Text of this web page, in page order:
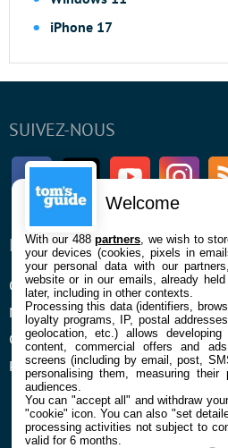
iPhone 17
SUIVEZ-NOUS
FacebookTwitter Youtube
ENTREPRISE
Qui sommes nous
Mentions légales et CGU
Confidentialité et Cookies
Préférences cookies
À
La
Welcome
With our 488partners , we wish to
your devices (cookies, pixels in
your personal data with our
website or in our emails, already
later, including in other contexts.
Processing this data (identifiers,
loyalty programs, IP, postal
geolocation, etc.) allows
content, commercial offers and
screens (including by email, post,
personalising them, measuring their
audiences.
You can "accept all" and withdraw
"cookie" icon. You can also "set
processing activities not subject to
valid for 6 months.